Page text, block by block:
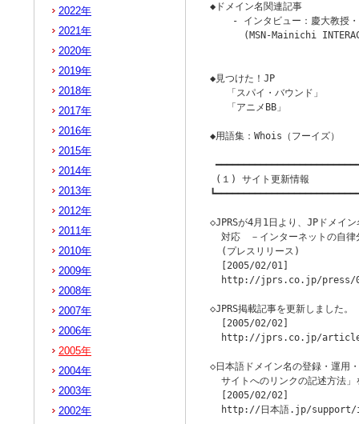
◆ドメイン名関連記事
- インタビュー：慶大教授
(MSN-Mainichi
◆見つけた！JP
   「スパイ・バウンド」
   「アニメBB」
◆用語集：Whois（フーイズ）
(１) サイト更新情報
◇JPRSが4月1日より、JPドメイ
対応　－インターネットの自
  (プレスリリース)
  [2005/02/01]
http://jprs.co.jp/press/
◇JPRS掲載記事を更新しました。
  [2005/02/02]
http://jprs.co.jp/
◇日本語ドメイン名の登録・運用
サイトへのリンクの記述方法」
  [2005/02/02]
http://日本語.jp/
2022年
2021年
2020年
2019年
2018年
2017年
2016年
2015年
2014年
2013年
2012年
2011年
2010年
2009年
2008年
2007年
2006年
2005年
2004年
2003年
2002年